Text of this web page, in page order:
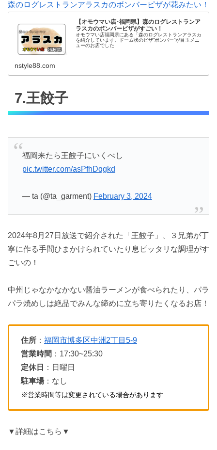
森のログレストランアラスカのボンバーピザが花みたい！
【オモウマい店･福岡県】森のログレストランア
ラスカのボンバーピザがすごい！
オモウマい店福岡県にある「森のログレストランアラスカ
を紹介しています。ドーム状のピザ”ボンバー”が目玉メニ
ューのお店でした
nstyle88.com
7.王餃子
福岡来たら王餃子にいくべし
pic.twitter.com/asPfhDqgkd
— ta (@ta_garment) February 3, 2024
2024年8月27日放送で紹介された「王餃子」、３兄弟が丁
寧に作る手間ひまかけられていたり息ピッタリな調理がす
ごいの！
中州じゃなかなかない醤油ラーメンが食べられたり、パラ
パラ焼めしは絶品でみんな締めに立ち寄りたくなるお店！
住所 ： 福岡市博多区中洲2丁目5-9
営業時間 ：17:30~25:30
定休日
：日曜日
駐車場：なし
※営業時間等は変更されている場合があります
▼詳細はこちら▼